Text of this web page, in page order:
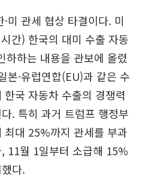
미 관세 협상 타결이다. 미
간) 한국의 대미 수출 자동
하는 내용을 관보에 올렸
본·유럽연합(EU)과 같은 수
국 자동차 수출의 경쟁력
. 특히 과거 트럼프 행정부
최대 25%까지 관세를 부과
11월 1일부터 소급해 15%
다.